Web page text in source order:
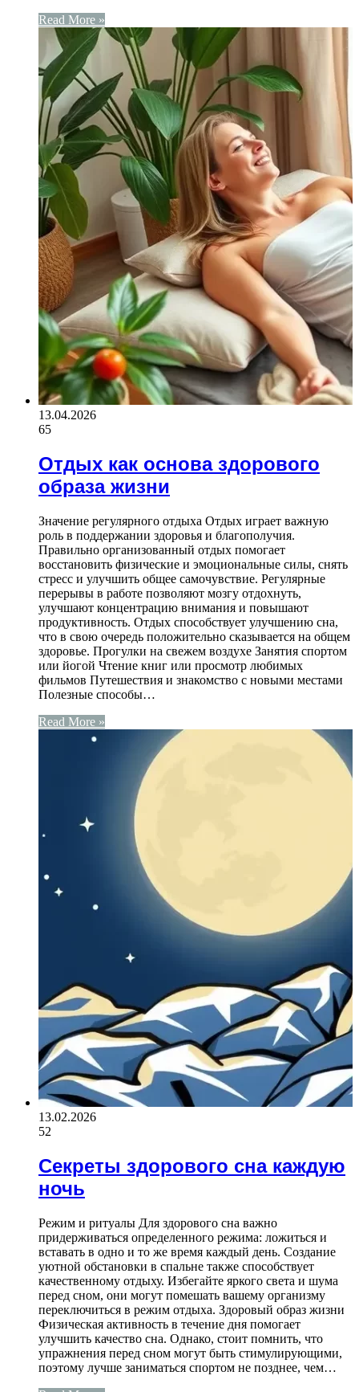
Read More »
13.04.2026
65
Отдых как основа здорового
образа жизни
Значение регулярного отдыха Отдых играет важную
роль в поддержании здоровья и благополучия.
Правильно организованный отдых помогает
восстановить физические и эмоциональные силы, снять
стресс и улучшить общее самочувствие. Регулярные
перерывы в работе позволяют мозгу отдохнуть,
улучшают концентрацию внимания и повышают
продуктивность. Отдых способствует улучшению сна,
что в свою очередь положительно сказывается на общем
здоровье. Прогулки на свежем воздухе Занятия спортом
или йогой Чтение книг или просмотр любимых
фильмов Путешествия и знакомство с новыми местами
Полезные способы…
Read More »
13.02.2026
52
Секреты здорового сна каждую
ночь
Режим и ритуалы Для здорового сна важно
придерживаться определенного режима: ложиться и
вставать в одно и то же время каждый день. Создание
уютной обстановки в спальне также способствует
качественному отдыху. Избегайте яркого света и шума
перед сном, они могут помешать вашему организму
переключиться в режим отдыха. Здоровый образ жизни
Физическая активность в течение дня помогает
улучшить качество сна. Однако, стоит помнить, что
упражнения перед сном могут быть стимулирующими,
поэтому лучше заниматься спортом не позднее, чем…